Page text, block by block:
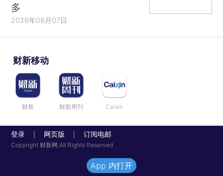
多
2026年08月07日
财新移动
财新 财新周刊 Caixin
登录 网页版 订阅电邮
Copyright 财新网 All Rights Reserved
App 内打开